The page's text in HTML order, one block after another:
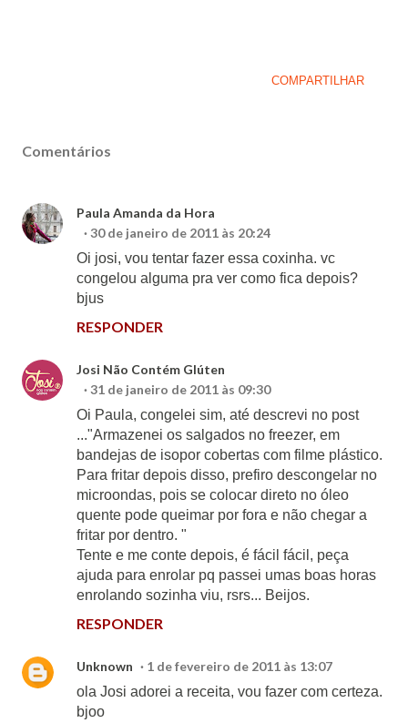
COMPARTILHAR
Comentários
Paula Amanda da Hora
30 de janeiro de 2011 às 20:24
Oi josi, vou tentar fazer essa coxinha. vc
congelou alguma pra ver como fica depois?
bjus
RESPONDER
Josi Não Contém Glúten
31 de janeiro de 2011 às 09:30
Oi Paula, congelei sim, até descrevi no post
..."Armazenei os salgados no freezer, em
bandejas de isopor cobertas com filme plástico.
Para fritar depois disso, prefiro descongelar no
microondas, pois se colocar direto no óleo
quente pode queimar por fora e não chegar a
fritar por dentro. "
Tente e me conte depois, é fácil fácil, peça
ajuda para enrolar pq passei umas boas horas
enrolando sozinha viu, rsrs... Beijos.
RESPONDER
Unknown
1 de fevereiro de 2011 às 13:07
ola Josi adorei a receita, vou fazer com certeza.
bjoo